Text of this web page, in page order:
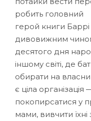
робить головний
герой книги
дивовижним
десятого дня
іншому світі, де
обирати на
є ціла
покопирсатися у
мами, вивчити їхні